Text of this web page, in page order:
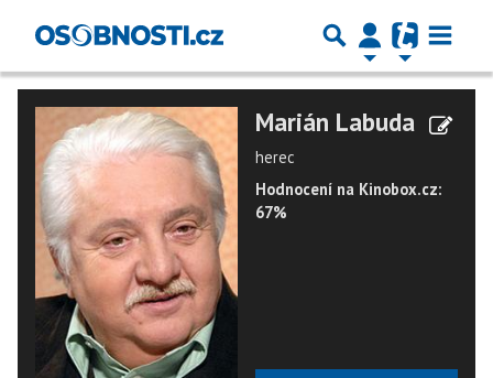
Marián Labuda
herec
Hodnocení na Kinobox.cz:
67%